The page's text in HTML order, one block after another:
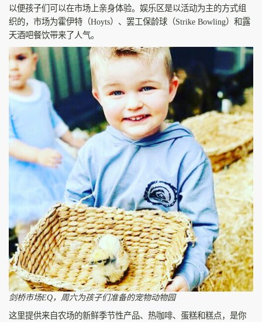
以便孩子们可以在市场上亲身体验。娱乐区是以活动为主的方式组
织的，市场为霍伊特（Hoyts）、罢工保龄球（Strike Bowling）和露
天酒吧餐饮带来了人气。
剑桥市场EQ，周六为孩子们准备的宠物动物园
这里提供来自农场的新鲜季节性产品、热咖啡、蛋糕和糕点，是你